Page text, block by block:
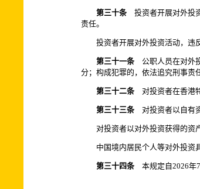
第三十条 投资者开展对外投
责任。
投资者开展对外投资活动，违
第三十一条 公职人员在对外
分；构成犯罪的，依法追究刑事责
第三十二条 对投资者在香港
第三十三条 对投资者以自有
对投资者以对外投资获得的资
中国境内居民个人等对外投资
第三十四条 本规定自2026年7